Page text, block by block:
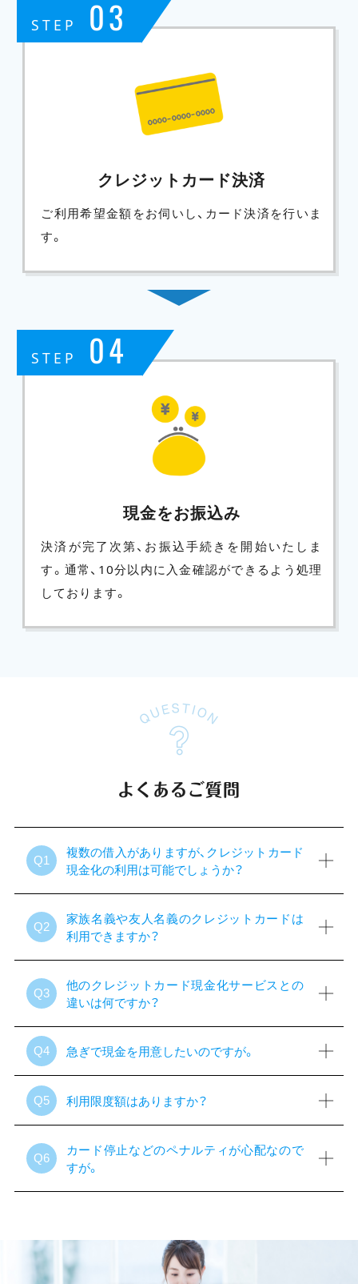
STEP 03
クレジットカード決済
ご利用希望金額をお伺いし、カード決済を行いま
す。
STEP 04
現金をお振込み
決済が完了次第、お振込手続きを開始いたしま
す。通常、10分以内に入金確認ができるよう処理
しております。
よくあるご質問
Q1
複数の借入がありますが、クレジットカード
現金化の利用は可能でしょうか？
Q2
家族名義や友人名義のクレジットカードは
利用できますか？
Q3
他のクレジットカード現金化サービスとの
違いは何ですか？
Q4 急ぎで現金を用意したいのですが。
Q5 利用限度額はありますか？
Q6
カード停止などのペナルティが心配なので
すが。